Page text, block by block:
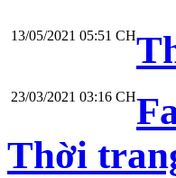
13/05/2021 05:51 CH
23/03/2021 03:16 CH
Thời